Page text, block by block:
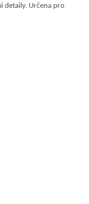
detaily. Určena pro